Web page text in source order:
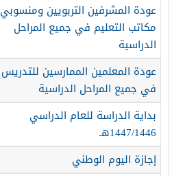
عودة المشرفين التربويين ومنسوبي
مكاتب التعليم في جميع المراحل
الدراسية
عودة المعلمين الممارسين للتدريس
في جميع المراحل الدراسية
بداية الدراسة للعام الدراسي
1447/1446هـ
إجازة اليوم الوطني